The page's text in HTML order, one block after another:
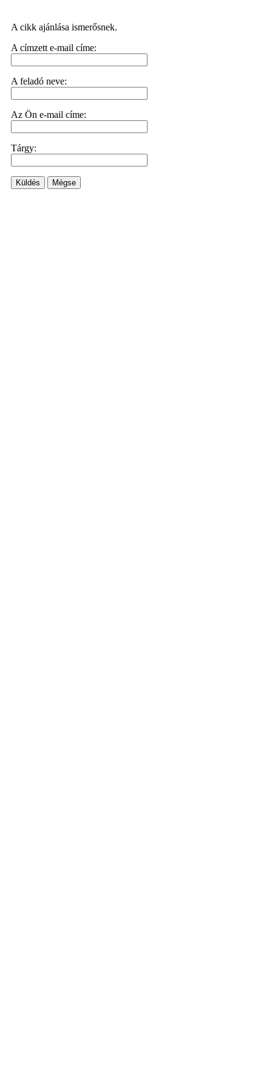
A cikk ajánlása ismerősnek.
A címzett e-mail címe:
A feladó neve:
Az Ön e-mail címe:
Tárgy:
Küldés Mégse